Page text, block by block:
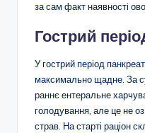
за сам факт наявності
Гострий
У гострий період
максимально щадне. За
раннє ентеральне
голодування, але це не
страв. На старті раціон